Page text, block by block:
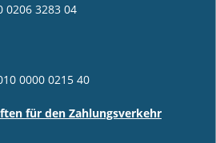
0206 3283 04
0000 0215 40
für den Zahlungsverkehr